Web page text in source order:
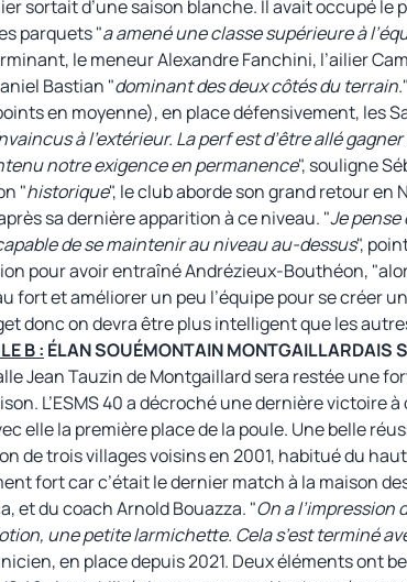
sortait d’une saison blanche. Il avait occupé le
parquets "a amené une classe supérieure à
le meneur Alexandre Fanchini, l’ailier
Bastian "dominant des deux côtés du terrain.
en moyenne), en place défensivement, les
à l’extérieur. La perf est d’être allé
notre exigence en permanence", souligne
"historique", le club aborde son grand retour en
sa dernière apparition à ce niveau. "Je
de se maintenir au niveau au-dessus",
pour avoir entraîné Andrézieux-Bouthéon,
fort et améliorer un peu l’équipe pour se créer
donc on devra être plus intelligent que les
B : ÉLAN SOUÉMONTAIN MONTGAILLARDAIS
Jean Tauzin de Montgaillard sera restée une
L’ESMS 40 a décroché une dernière victoire
elle la première place de la poule. Une belle
de trois villages voisins en 2001, habitué du
fort car c’était le dernier match à la maison
et du coach Arnold Bouazza. "On a l’impression
une petite larmichette. Cela s’est terminé
en place depuis 2021. Deux éléments ont